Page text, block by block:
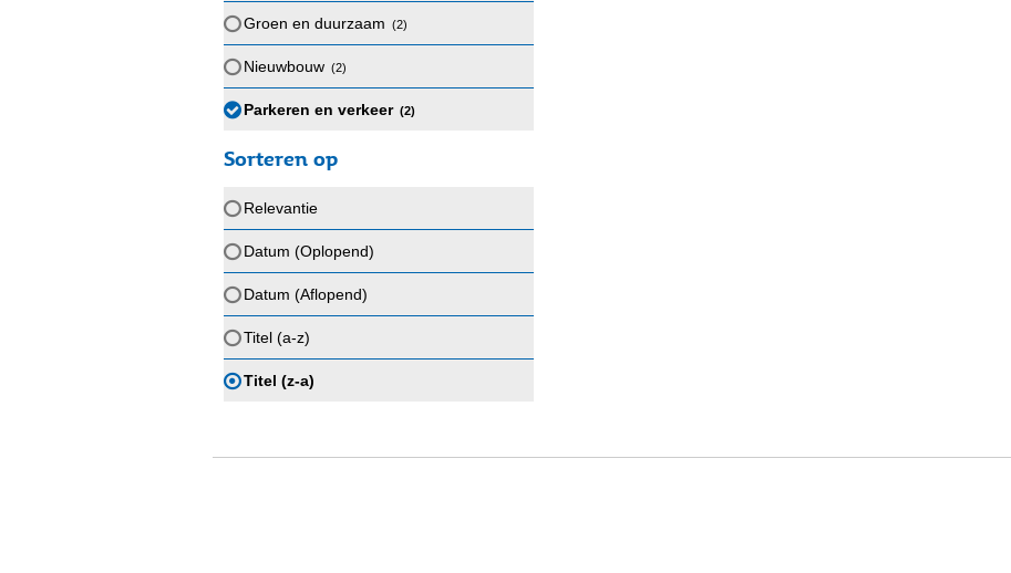
Groen en duurzaam (2)
Nieuwbouw (2)
Parkeren en verkeer (2)
Sorteren op
Relevantie
Datum (Oplopend)
Datum (Aflopend)
Titel (a-z)
Titel (z-a)